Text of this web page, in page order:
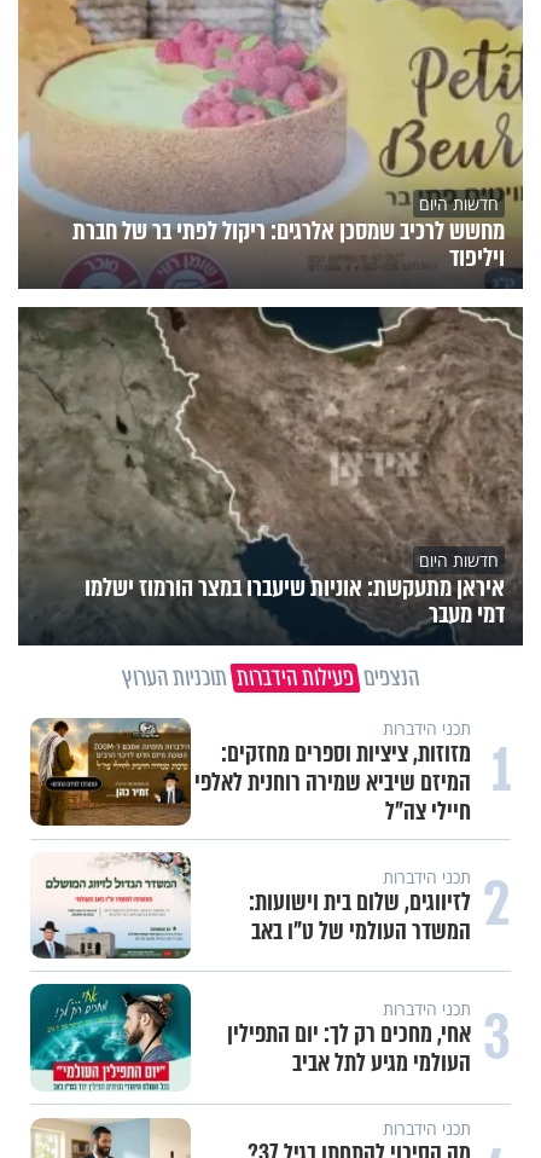
חדשות היום
מחשש לרכיב שמסכן אלרגים: ריקול לפתי בר של חברת
ויליפוד
חדשות היום
איראן מתעקשת: אוניות שיעברו במצר הורמוז ישלמו
דמי מעבר
הנצפים פעילות הידברות תוכניות הערוץ
1 תכני הידברות
מזוזות, ציציות וספרים מחזקים:
המיזם שיביא שמירה רוחנית לאלפי
חיילי צה"ל
2 תכני הידברות
לזיווגים, שלום בית וישועות:
המשדר העולמי של ט"ו באב
3 תכני הידברות
אחי, מחכים רק לך: יום התפילין
העולמי מגיע לתל אביב
תכני הידברות